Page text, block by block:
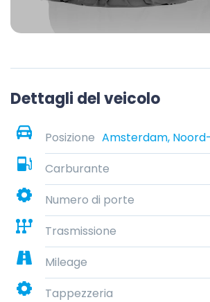
Dettagli del veicolo
Posizione
Carburante
Numero di porte
Trasmissione
Mileage
Tappezzeria